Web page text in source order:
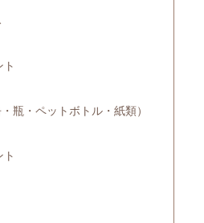
瓶・ペットボトル・紙類）